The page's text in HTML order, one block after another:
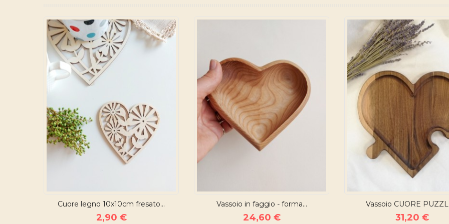
Cuore legno 10x10cm fresato...
2,90 €
Vassoio in faggio - forma...
24,60 €
Vassoio CUORE
31,20 €